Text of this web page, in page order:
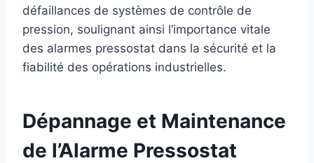
défaillances de systèmes de contrôle de
pression, soulignant ainsi l’importance vitale
des alarmes pressostat dans la sécurité et la
fiabilité des opérations industrielles.
Dépannage et Maintenance
de l’Alarme Pressostat